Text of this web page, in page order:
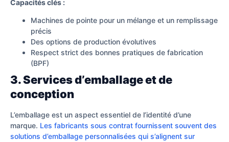
Capacités clés :
Machines de pointe pour un mélange et un remplissage
précis
Des options de production évolutives
Respect strict des bonnes pratiques de fabrication
(BPF)
3. Services d’emballage et de
conception
L’emballage est un aspect essentiel de l’identité d’une
marque. Les fabricants sous contrat fournissent souvent des
solutions d’emballage personnalisées qui s’alignent sur